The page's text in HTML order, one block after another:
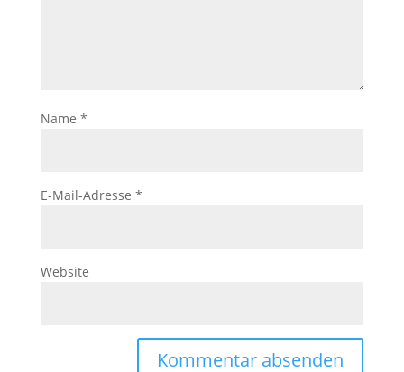
Name *
E-Mail-Adresse *
Website